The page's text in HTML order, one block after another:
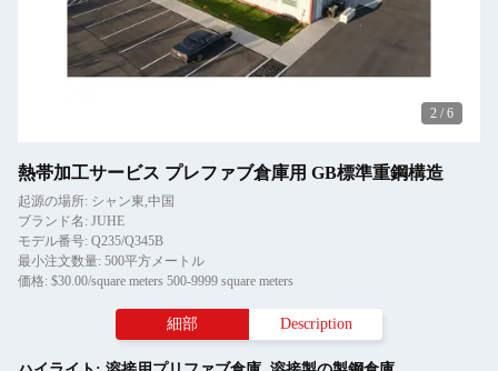
2 / 6
熱帯加工サービス プレファブ倉庫用 GB標準重鋼構造
起源の場所: シャン東,中国
ブランド名: JUHE
モデル番号: Q235/Q345B
最小注文数量: 500平方メートル
価格: $30.00/square meters 500-9999 square meters
細部 Description